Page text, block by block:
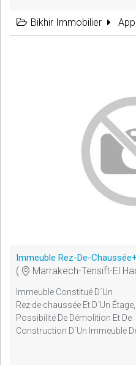
Bikhir Immobilier
Immeuble Rez-De-
( Marrakech-Tensift-El
Immeuble Constitué D´un
Rez·de·chaussée Et D´un Étage,
Possibilité De Démolition Et De
Construction D´un Immeuble